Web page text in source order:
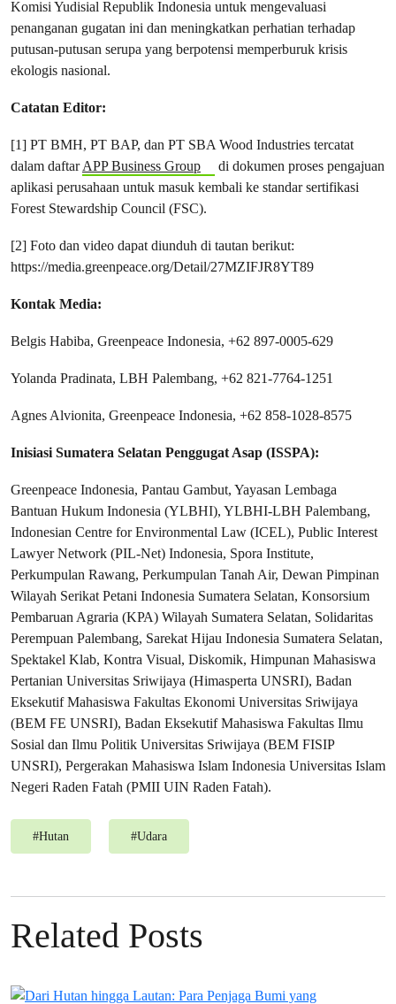
Komisi Yudisial Republik Indonesia untuk mengevaluasi
penanganan gugatan ini dan meningkatkan perhatian terhadap
putusan-putusan serupa yang berpotensi memperburuk krisis
ekologis nasional.
Catatan Editor:
[1] PT BMH, PT BAP, dan PT SBA Wood Industries tercatat
dalam daftarAPP Business Group
di dokumen proses pengajuan
aplikasi perusahaan untuk masuk kembali ke standar sertifikasi
Forest Stewardship Council (FSC).
[2] Foto dan video dapat diunduh di tautan berikut:
https://media.greenpeace.org/Detail/27MZIFJR8YT89
Kontak Media:
Belgis Habiba, Greenpeace Indonesia, +62 897-0005-629
Yolanda Pradinata, LBH Palembang, +62 821-7764-1251
Agnes Alvionita, Greenpeace Indonesia, +62 858-1028-8575
Inisiasi Sumatera Selatan Penggugat Asap (ISSPA):
Greenpeace Indonesia, Pantau Gambut, Yayasan Lembaga
Bantuan Hukum Indonesia (YLBHI), YLBHI-LBH Palembang,
Indonesian Centre for Environmental Law (ICEL), Public Interest
Lawyer Network (PIL-Net) Indonesia, Spora Institute,
Perkumpulan Rawang, Perkumpulan Tanah Air, Dewan Pimpinan
Wilayah Serikat Petani Indonesia Sumatera Selatan, Konsorsium
Pembaruan Agraria (KPA) Wilayah Sumatera Selatan, Solidaritas
Perempuan Palembang, Sarekat Hijau Indonesia Sumatera Selatan,
Spektakel Klab, Kontra Visual, Diskomik, Himpunan Mahasiswa
Pertanian Universitas Sriwijaya (Himasperta UNSRI), Badan
Eksekutif Mahasiswa Fakultas Ekonomi Universitas Sriwijaya
(BEM FE UNSRI), Badan Eksekutif Mahasiswa Fakultas Ilmu
Sosial dan Ilmu Politik Universitas Sriwijaya (BEM FISIP
UNSRI), Pergerakan Mahasiswa Islam Indonesia Universitas Islam
Negeri Raden Fatah (PMII UIN Raden Fatah).
#Hutan #Udara
Related Posts